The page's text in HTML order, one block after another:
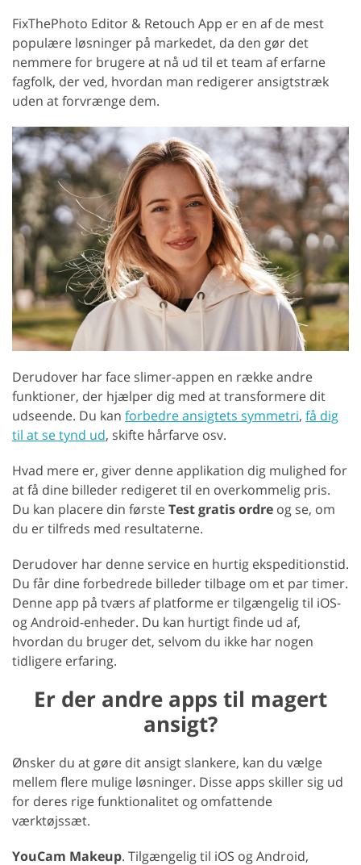
FixThePhoto Editor & Retouch App er en af de mest
populære løsninger på markedet, da den gør det
nemmere for brugere at nå ud til et team af erfarne
fagfolk, der ved, hvordan man redigerer ansigtstræk
uden at forvrænge dem.
Derudover har face slimer-appen en række andre
funktioner, der hjælper dig med at transformere dit
udseende. Du kan forbedre ansigtets symmetri, få dig
til at se tynd ud, skifte hårfarve osv.
Hvad mere er, giver denne applikation dig mulighed for
at få dine billeder redigeret til en overkommelig pris.
Du kan placere din førsteTest gratis ordre og se, om
du er tilfreds med resultaterne.
Derudover har denne service en hurtig ekspeditionstid.
Du får dine forbedrede billeder tilbage om et par timer.
Denne app på tværs af platforme er tilgængelig til iOS-
og Android-enheder. Du kan hurtigt finde ud af,
hvordan du bruger det, selvom du ikke har nogen
tidligere erfaring.
Er der andre apps til magert
ansigt?
Ønsker du at gøre dit ansigt slankere, kan du vælge
mellem flere mulige løsninger. Disse apps skiller sig ud
for deres rige funktionalitet og omfattende
værktøjssæt.
YouCam Makeup. Tilgængelig til iOS og Android,